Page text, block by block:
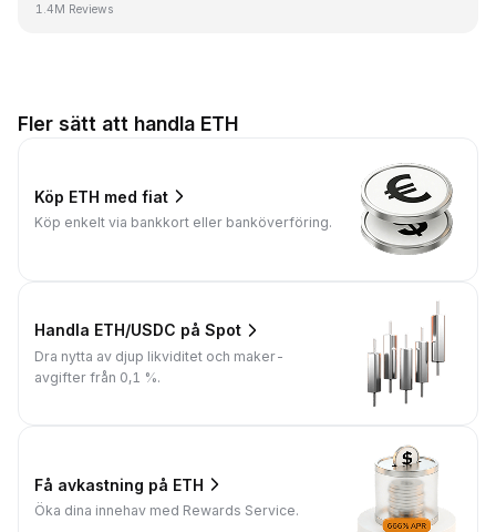
1.4M Reviews
Fler sätt att handla ETH
Köp ETH med fiat
Köp enkelt via bankkort eller banköverföring.
Handla ETH/USDC på Spot
Dra nytta av djup likviditet och maker-
avgifter från 0,1 %.
Få avkastning på ETH
Öka dina innehav med Rewards Service.